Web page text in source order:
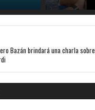
Bazán brindará una charla sobre